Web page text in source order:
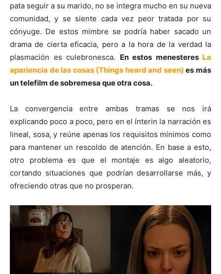
pata seguir a su marido, no se integra mucho en su nueva
comunidad, y se siente cada vez peor tratada por su
cónyuge. De estos mimbre se podría haber sacado un
drama de cierta eficacia, pero a la hora de la verdad la
plasmación es culebronesca. En estos menesteres La
apariencia de las cosas (Things heard and seen) es más
un telefilm de sobremesa que otra cosa.
La convergencia entre ambas tramas se nos irá
explicando poco a poco, pero en el ínterin la narración es
lineal, sosa, y reúne apenas los requisitos mínimos como
para mantener un rescoldo de atención. En base a esto,
otro problema es que el montaje es algo aleatorio,
cortando situaciones que podrían desarrollarse más, y
ofreciendo otras que no prosperan.